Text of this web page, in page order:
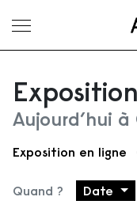
Ouvrir le menu
Aujourd’hui
Exposition en ligne
Quand ? Date